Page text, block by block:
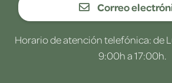
Correo
Horario de atención telefónica: de
9:00h a 17:00h.